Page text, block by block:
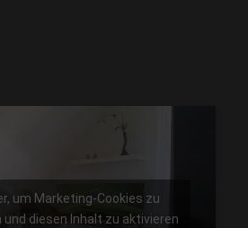
um Marketing-Cookies zu
und diesen Inhalt zu aktivieren